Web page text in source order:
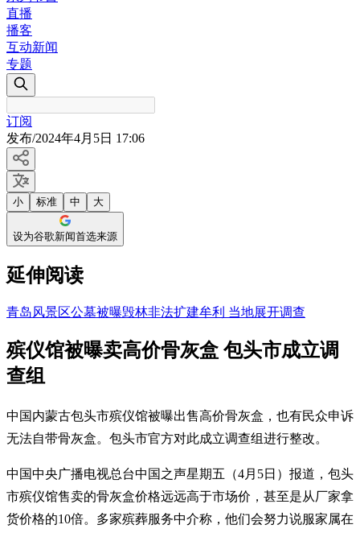
直播
播客
互动新闻
专题
订阅
发布/2024年4月5日 17:06
小 标准 中 大
设为谷歌新闻首选来源
延伸阅读
青岛风景区公墓被曝毁林非法扩建牟利 当地展开调查
殡仪馆被曝卖高价骨灰盒 包头市成立调
查组
中国内蒙古包头市殡仪馆被曝出售高价骨灰盒，也有民众申诉
无法自带骨灰盒。包头市官方对此成立调查组进行整改。
中国中央广播电视总台中国之声星期五（4月5日）报道，包头
市殡仪馆售卖的骨灰盒价格远远高于市场价，甚至是从厂家拿
货价格的10倍。多家殡葬服务中介称，他们会努力说服家属在